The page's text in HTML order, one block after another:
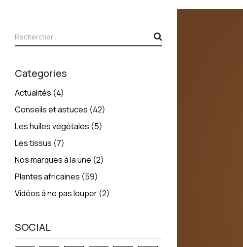
Categories
Actualités (4)
Conseils et astuces (42)
Les huiles végétales (5)
Les tissus (7)
Nos marques à la une (2)
Plantes africaines (59)
Vidéos à ne pas louper (2)
SOCIAL